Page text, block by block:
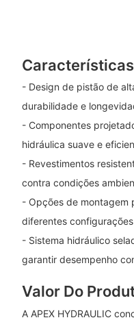
- Design de pistão de
durabilidade e
- Componentes
hidráulica suave e
- Revestimentos
contra condições
- Opções de montagem
diferentes
- Sistema hidráulico
garantir desempenho
Valor Do
A APEX HYDRAULIC